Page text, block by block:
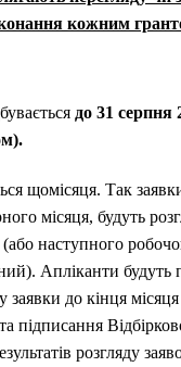
кожним
до 31 серпня
щомісяця. Так
місяця, будуть
(або наступного
Апліканти будуть
заявки до кінця
та підписання
розгляду